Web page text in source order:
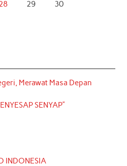
29
30
Merawat Masa Depan
SENYAP”
INDONESIA